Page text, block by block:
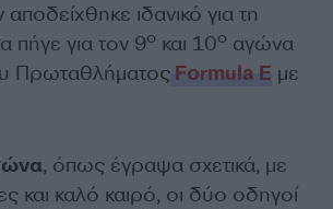
ιδανικό για τη
πήγε για τον 9ο και 10ο αγώνα
Πρωταθλήματος Formula E με
, όπως έγραψα σχετικά, με
και καλό καιρό, οι δύο οδηγοί